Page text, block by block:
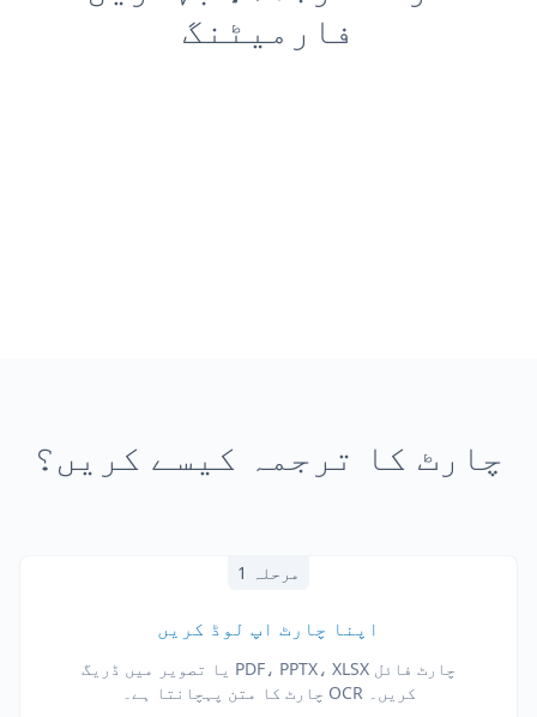
فارمیٹنگ
چارٹ کا ترجمہ کیسے کریں؟
مرحلہ 1
اپنا چارٹ اپ لوڈ کریں
چارٹ فائل PDF، PPTX، XLSX یا تصویر میں ڈریگ
کریں۔ OCR چارٹ کا متن پہچانتا ہے۔